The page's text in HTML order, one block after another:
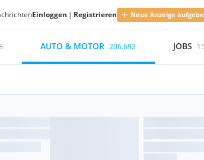
Einloggen | Registrieren Neue Anzeige
AUTO & MOTOR 206.692 JOBS